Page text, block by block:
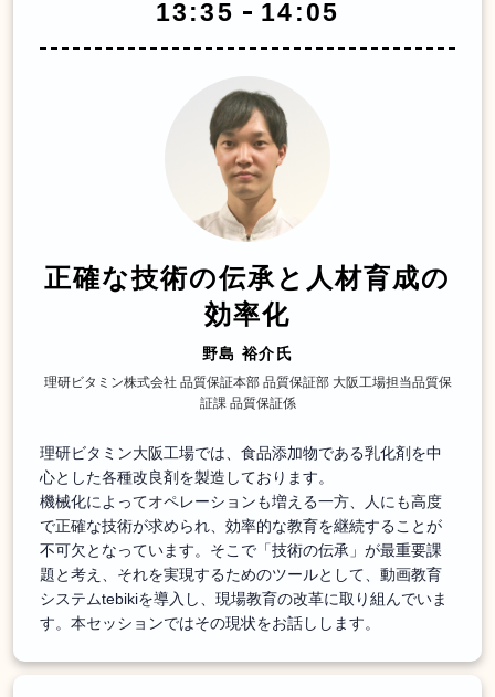
13:35 14:05
正確な技術の伝承と人材育成の
効率化
野島 裕介氏
理研ビタミン株式会社 品質保証本部 品質保証部 大阪工場担当品質保
証課 品質保証係
理研ビタミン大阪工場では、食品添加物である乳化剤を中
心とした各種改良剤を製造しております。
機械化によってオペレーションも増える一方、人にも高度
で正確な技術が求められ、効率的な教育を継続することが
不可欠となっています。そこで「技術の伝承」が最重要課
題と考え、それを実現するためのツールとして、動画教育
システムtebikiを導入し、現場教育の改革に取り組んでいま
す。本セッションではその現状をお話しします。